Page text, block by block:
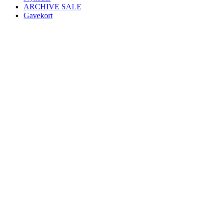
ARCHIVE SALE
Gavekort